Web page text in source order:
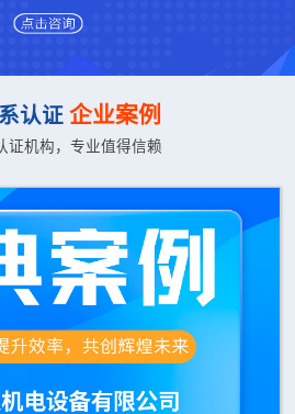
认证 企业案例
证机构，专业值得信赖